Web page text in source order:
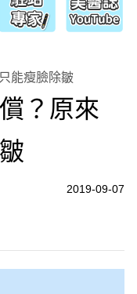
能瘦臉除皺
？原來
2019-09-07